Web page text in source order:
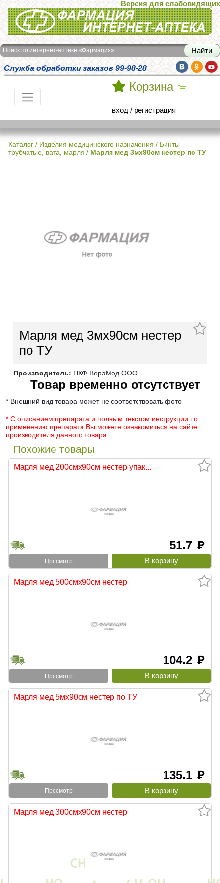
Интернет-аптека Фармация
Версия для слабовидящих
Поиск по интернет-аптеке «Фармация»
Служба обработки заказов 99-98-28
Корзина
вход / регистрация
Каталог / Изделия медицинского назначения / Бинты
трубчатые, вата, марля / Марля мед 3мх90см нестер по ТУ
Марля мед 3мх90см нестер
по ТУ
Производитель: ПКФ ВераМед ООО
Товар временно отсутствует
* Внешний вид товара может не соответствовать фото
* С описанием препарата и полным текстом инструкции по
применению препарата Вы можете ознакомиться на сайте
производителя данного товара.
Похожие товары
Марля мед 200смх90см нестер упак...
51.7 руб
Просмотр
Марля мед 500смх90см нестер
104.2 руб
Просмотр
Марля мед 5мх90см нестер по ТУ
135.1 руб
Просмотр
Марля мед 300смх90см нестер